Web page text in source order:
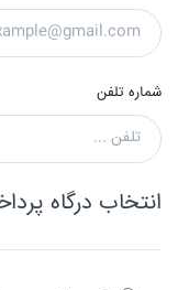
شماره تلفن
انتخاب درگاه